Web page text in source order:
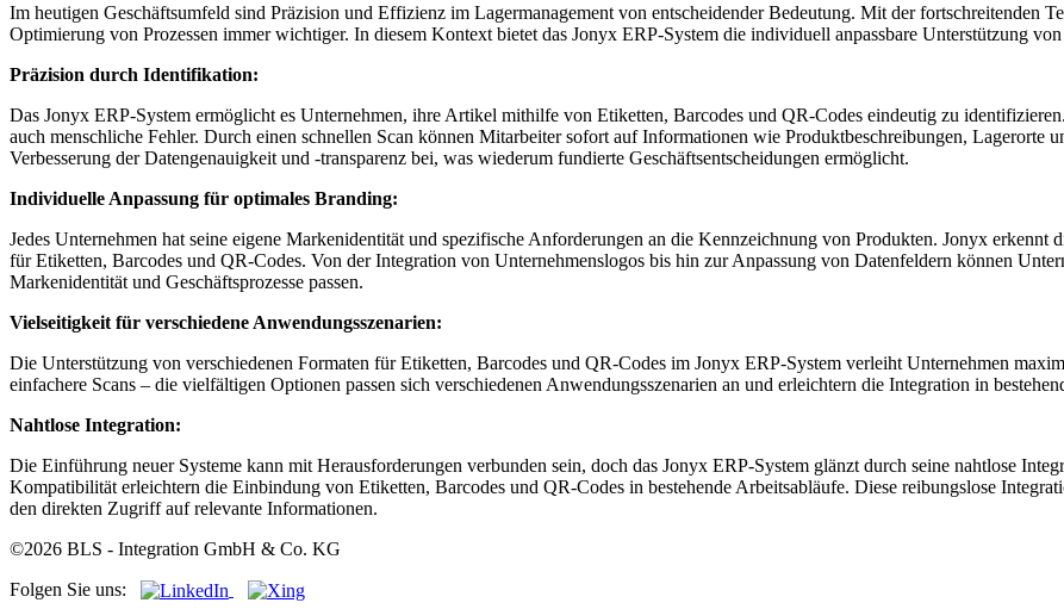
Im heutigen Geschäftsumfeld sind Präzision und Effizienz im Lagermanagement von entscheidender Bedeutung. Mit der
Optimierung von Prozessen immer wichtiger. In diesem Kontext bietet das Jonyx ERP-System die individuell anpassbare Unterstützung
Präzision durch Identifikation:
Das Jonyx ERP-System ermöglicht es Unternehmen, ihre Artikel mithilfe von Etiketten, Barcodes und QR-Codes eindeutig zu
auch menschliche Fehler. Durch einen schnellen Scan können Mitarbeiter sofort auf Informationen wie Produktbeschreibungen, Lagerorte
Verbesserung der Datengenauigkeit und -transparenz bei, was wiederum fundierte Geschäftsentscheidungen ermöglicht.
Individuelle Anpassung für optimales Branding:
Jedes Unternehmen hat seine eigene Markenidentität und spezifische Anforderungen an die Kennzeichnung von Produkten. Jonyx
für Etiketten, Barcodes und QR-Codes. Von der Integration von Unternehmenslogos bis hin zur Anpassung von Datenfeldern können
Markenidentität und Geschäftsprozesse passen.
Vielseitigkeit für verschiedene Anwendungsszenarien:
Die Unterstützung von verschiedenen Formaten für Etiketten, Barcodes und QR-Codes im Jonyx ERP-System verleiht Unternehmen
einfachere Scans – die vielfältigen Optionen passen sich verschiedenen Anwendungsszenarien an und erleichtern die Integration in
Nahtlose Integration:
Die Einführung neuer Systeme kann mit Herausforderungen verbunden sein, doch das Jonyx ERP-System glänzt durch seine nahtlose
Kompatibilität erleichtern die Einbindung von Etiketten, Barcodes und QR-Codes in bestehende Arbeitsabläufe. Diese reibungslose
den direkten Zugriff auf relevante Informationen.
©2026 BLS - Integration GmbH & Co. KG
Folgen Sie uns: